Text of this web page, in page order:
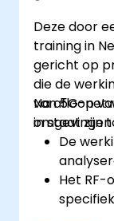
Deze door
training in
gericht op
die de
van 5G-
Na afloop
in staat zijn
De
Het RF-